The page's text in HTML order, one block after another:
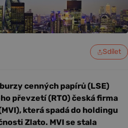
Sdílet
cenných papírů (LSE)
převzetí (RTO) česká firma
která spadá do holdingu
Zlato. MVI se stala